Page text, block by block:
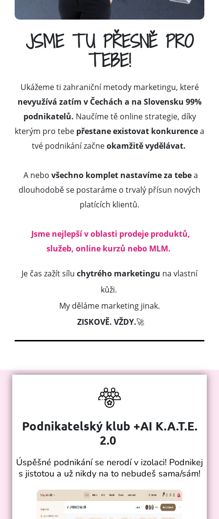
JSME TU PŘESNĚ PRO
TEBE!
Ukážeme ti zahraniční metody marketingu, které
nevyužívá zatím v Čechách a na Slovensku 99%
podnikatelů. Naučíme tě online strategie, díky
kterým pro tebe přestane existovat konkurencea
tvé podnikání začneokamžitě vydělávat.
A nebo všechno komplet nastavíme za tebea
dlouhodobě se postaráme o trvalý přísun nových
platících klientů.
Jsme nejlepší v oblasti prodeje produktů,
služeb, online kurzů nebo MLM.
Je čas zažít sílu chytrého marketingu na vlastní
kůži.
My děláme marketing jinak.
ZISKOVĚ. VŽDY.🚀
Podnikatelský klub +AI K.A.T.E.
2.0
Úspěšné podnikání se nerodí v izolaci! Podnikej
s jistotou a už nikdy na to nebudeš sama/sám!